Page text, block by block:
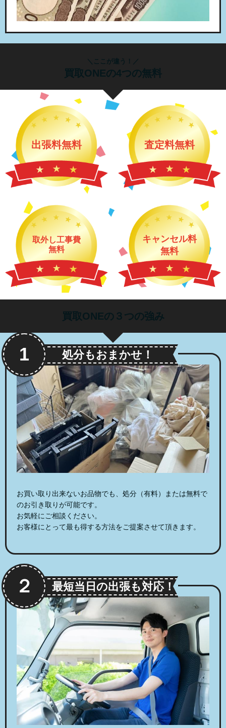
＼ここが違う！／
買取ONEの4つの無料
出張料無料 査定料無料
取外し工事費
無料
キャンセル料
無料
買取ONEの３つの強み
処分もおまかせ！
1
お買い取り出来ないお品物でも、処分（有料）または無料で
のお引き取りが可能です。
お気軽にご相談ください。
お客様にとって最も得する方法をご提案させて頂きます。
最短当日の出張も対応！
２